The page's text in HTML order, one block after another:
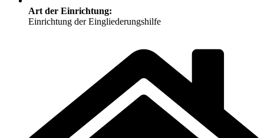
Art der Einrichtung:
Einrichtung der Eingliederungshilfe